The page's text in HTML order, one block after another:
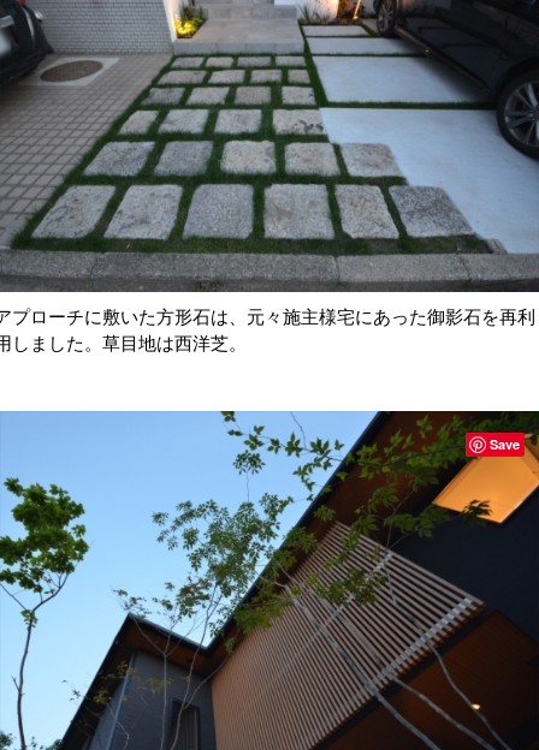
プローチに敷いた方形石は、元々施主様宅にあった御影石を再利
しました。草目地は西洋芝。
Save